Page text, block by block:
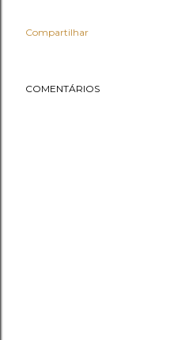
Compartilhar
COMENTÁRIOS